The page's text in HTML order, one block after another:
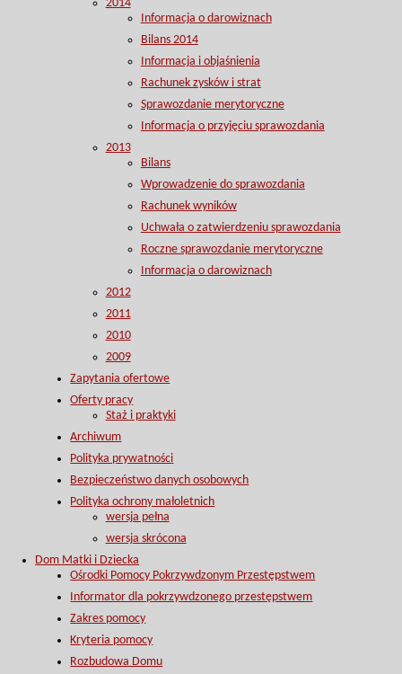
2014
Informacja o darowiznach
Bilans 2014
Informacja i objaśnienia
Rachunek zysków i strat
Sprawozdanie merytoryczne
Informacja o przyjęciu sprawozdania
2013
Bilans
Wprowadzenie do sprawozdania
Rachunek wyników
Uchwała o zatwierdzeniu sprawozdania
Roczne sprawozdanie merytoryczne
Informacja o darowiznach
2012
2011
2010
2009
Zapytania ofertowe
Oferty pracy
Staż i praktyki
Archiwum
Polityka prywatności
Bezpieczeństwo danych osobowych
Polityka ochrony małoletnich
wersja pełna
wersja skrócona
Dom Matki i Dziecka
Ośrodki Pomocy Pokrzywdzonym Przestępstwem
Informator dla pokrzywdzonego przestępstwem
Zakres pomocy
Kryteria pomocy
Rozbudowa Domu